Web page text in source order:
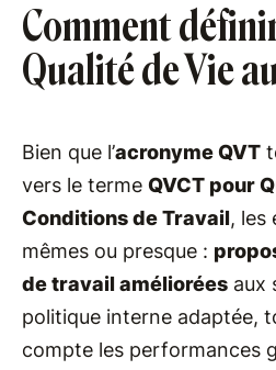
Comment
Qualité de Vie
Bien que l’acronyme QVT
vers le terme QVCT pour
Conditions de Travail, les
mêmes ou presque :
de travail améliorées aux
politique interne adaptée,
compte les performances